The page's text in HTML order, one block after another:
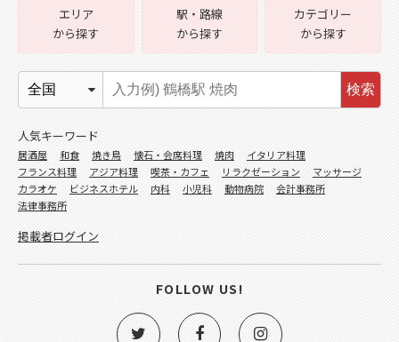
エリア
から探す
駅・路線
から探す
カテゴリー
から探す
検索
人気キーワード
居酒屋 和食 焼き鳥 懐石・会席料理 焼肉
イタリア料理
フランス料理
アジア料理 喫茶・カフェ リラクゼーション
マッサージ
カラオケ
ビジネスホテル 内科 小児科 動物病院
会計事務所
法律事務所
掲載者ログイン
FOLLOW US!